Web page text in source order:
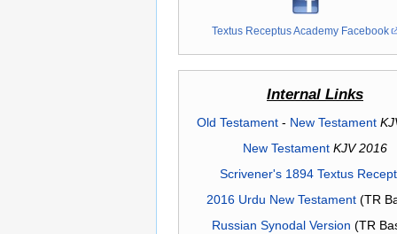
Textus Receptus Academy Facebook
Internal Links
Old Testament- New Testament
New Testament KJV 2016
Scrivener's 1894 Textus
2016 Urdu New Testament(TR
Russian Synodal Version (TR